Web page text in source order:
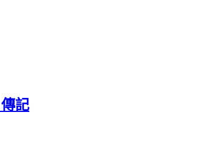
記